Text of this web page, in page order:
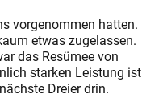
vorgenommen hatten.
etwas zugelassen.
das Resümee von
starken Leistung ist
Dreier drin.